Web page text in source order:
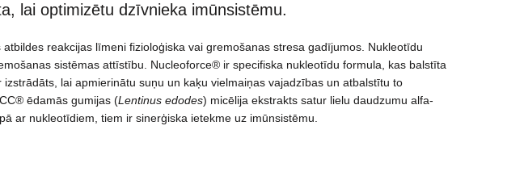
lai optimizētu dzīvnieka imūnsistēmu.
reakcijas līmeni fizioloģiska vai gremošanas stresa gadījumos. Nukleotīdu
sistēmas attīstību. Nucleoforce® ir specifiska nukleotīdu formula, kas balstīta
lai apmierinātu suņu un kaķu vielmaiņas vajadzības un atbalstītu to
ēdamās gumijas (Lentinus edodes) micēlija ekstrakts satur lielu daudzumu alfa-
ar nukleotīdiem, tiem ir sinerģiska ietekme uz imūnsistēmu.